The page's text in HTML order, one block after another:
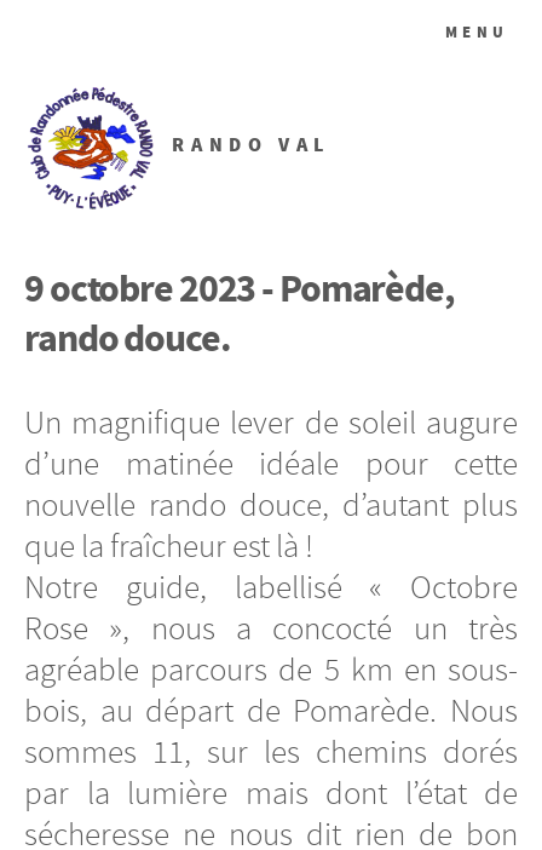
RANDO VAL
MENU
9 octobre 2023 - Pomarède,
rando douce.
Un magnifique lever de soleil augure
d’une matinée idéale pour cette
nouvelle rando douce, d’autant plus
que la fraîcheur est là !
Notre guide, labellisé « Octobre
Rose », nous a concocté un très
agréable parcours de 5 km en sous-
bois, au départ de Pomarède. Nous
sommes 11, sur les chemins dorés
par la lumière mais dont l’état de
sécheresse ne nous dit rien de bon